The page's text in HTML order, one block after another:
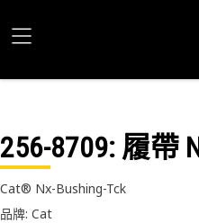
256-8709: 履帶
Cat® Nx-Bushing-Tck
品牌: Cat